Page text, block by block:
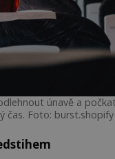
únavě a
čas. Foto: burst.shopify